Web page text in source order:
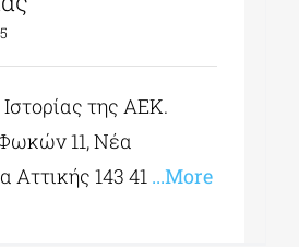
της ΑΕΚ.
11, Νέα
Αττικής 143 41 ...More